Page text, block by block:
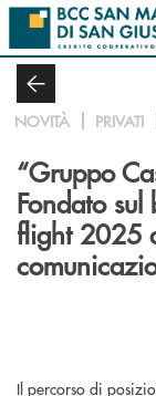
Salta al contenuto
NOVITÀ PRIVATI
“Gruppo
Fondato sul
flight 2025
Il percorso di